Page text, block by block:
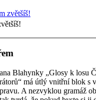
Blahynky „Glosy k losu
má útlý vnitřní blok s
A nezvyklou gramáž